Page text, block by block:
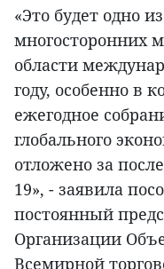
«Это будет одно
многосторонних
области
году, особенно в
ежегодное
глобального
отложено за
19», - заявила
постоянный
Организации
Всемирной